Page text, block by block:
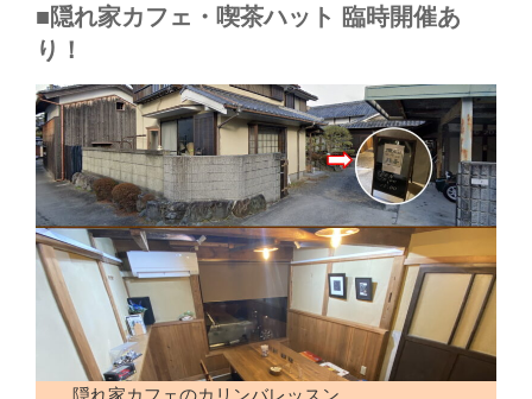
■隠れ家カフェ・喫茶ハット 臨時開催あ
り！
隠れ家カフェのカリンバレッスン